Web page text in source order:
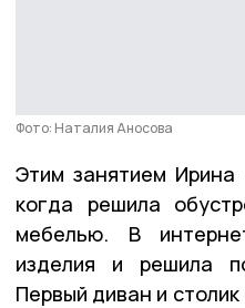
Фото: Наталия Аносова
Этим занятием Ирина
когда решила
мебелью. В
изделия и решила
Первый диван и